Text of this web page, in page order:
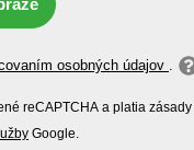
osobných údajov .
reCAPTCHA a platia zásady
Google.